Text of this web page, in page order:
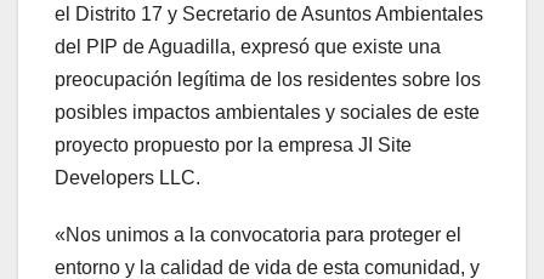
el Distrito 17 y Secretario de Asuntos Ambientales
del PIP de Aguadilla, expresó que existe una
preocupación legítima de los residentes sobre los
posibles impactos ambientales y sociales de este
proyecto propuesto por la empresa JI Site
Developers LLC.
«Nos unimos a la convocatoria para proteger el
entorno y la calidad de vida de esta comunidad, y